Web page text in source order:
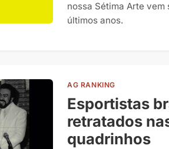
nossa Sétima Arte
últimos anos.
AG RANKING
Esportistas
retratados
quadrinhos